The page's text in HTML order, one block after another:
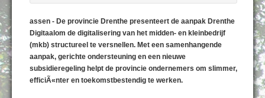
assen - De provincie Drenthe presenteert de aanpak Drenthe
Digitaalom de digitalisering van het midden- en kleinbedrijf
(mkb) structureel te versnellen. Met een samenhangende
aanpak, gerichte ondersteuning en een nieuwe
subsidieregeling helpt de provincie ondernemers om slimmer,
efficiÃ«nter en toekomstbestendig te werken.